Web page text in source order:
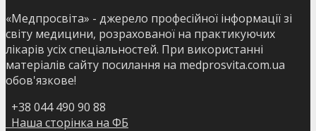
«Медпросвіта» - джерело професійної інформації зі
світу медицини, розрахованої на практикуючих
лікарів усіх спеціальностей. При використанні
матеріалів сайту посилання на medprosvita.com.ua
обов'язкове!
+38 044 490 90 88
Наша сторінка на ФБ